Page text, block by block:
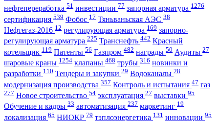
нефтепереработка 51 инвестиции 77 запорная арматура 1276
сертификация 539 Фобос 17 Тяньваньская АЭС 38
Нефтегаз-2016 12 регулирующая арматура 169 запорно-
регулирующая арматура 225 Транснефть 442 Красный
котельщик 119 Патенты 56 Газпром 482 награды 50 Аудиты 27
шаровые краны 1254 клапаны 468 трубы 316 новинки и
разработки 110 Тендеры и закупки 29 Водоканалы 28
модернизация производства 357 Контроль и испытания 47 газ
277 Новое строительство 54 эксплуатация 27 выставки 95
Обучение и кадры 33 автоматизация 237 маркетинг 19
локализация 65 НИОКР 79 тэплоэнергетика 131 инновации 95